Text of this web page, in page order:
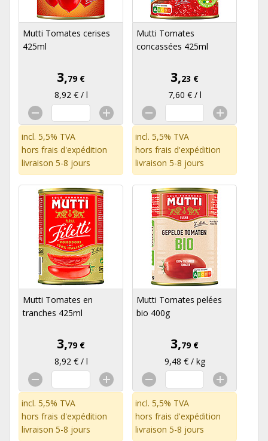
Mutti Tomates cerises
425ml
3,79 €
8,92 € / l
incl. 5,5% TVA
hors frais d'expédition
livraison 5-8 jours
Mutti Tomates
concassées 425ml
3,23 €
7,60 € / l
incl. 5,5% TVA
hors frais d'expédition
livraison 5-8 jours
Mutti Tomates en
tranches 425ml
3,79 €
8,92 € / l
incl. 5,5% TVA
hors frais d'expédition
livraison 5-8 jours
Mutti Tomates pelées
bio 400g
3,79 €
9,48 € / kg
incl. 5,5% TVA
hors frais d'expédition
livraison 5-8 jours